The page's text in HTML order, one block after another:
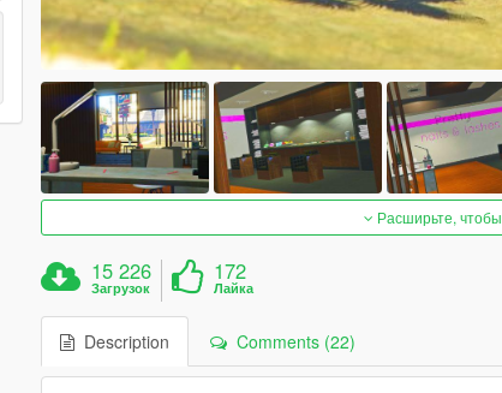
Расширьте,
15 226
Загрузок
172
Лайка
Description Comments (22)